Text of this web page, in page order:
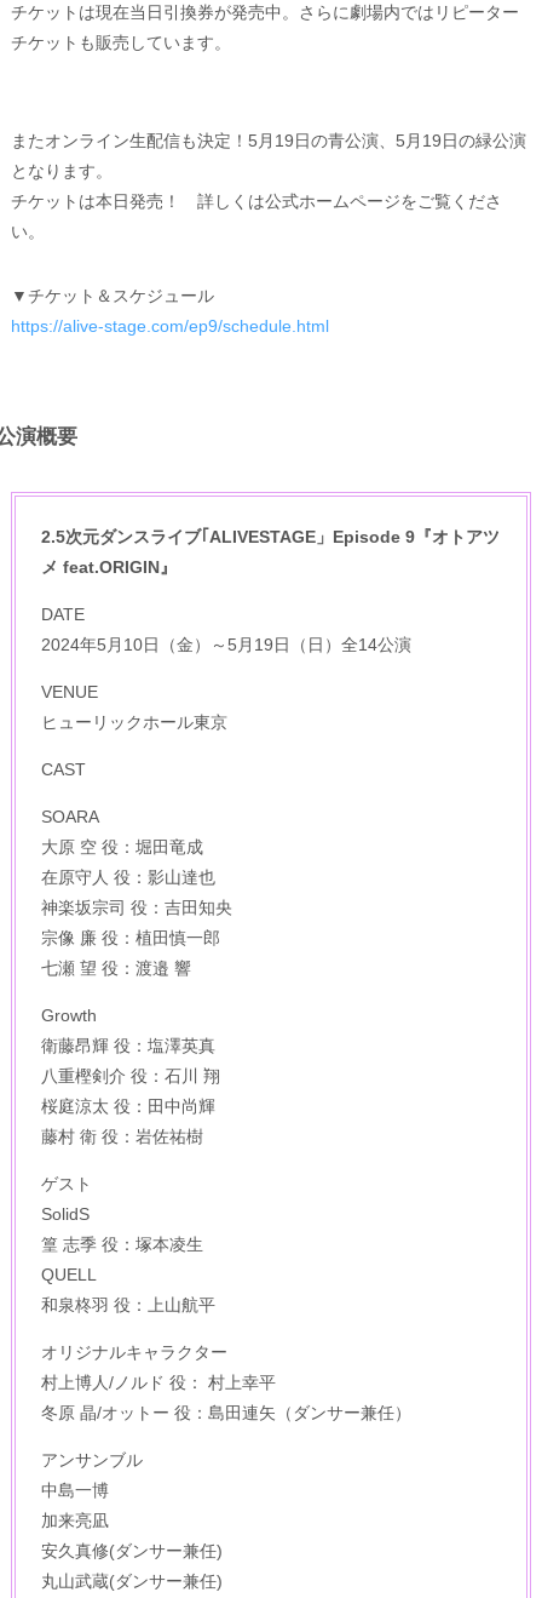
チケットは現在当日引換券が発売中。さらに劇場内ではリピーター
チケットも販売しています。
またオンライン生配信も決定！5月19日の青公演、5月19日の緑公演
となります。
チケットは本日発売！ 詳しくは公式ホームページをご覧くださ
い。
▼チケット＆スケジュール
https://alive-stage.com/ep9/schedule.html
演概要
2.5次元ダンスライブ｢ALIVESTAGE」Episode 9『オトアツ
メ feat.ORIGIN』
DATE
2024年5月10日（金）～5月19日（日）全14公演
VENUE
ヒューリックホール東京
CAST
SOARA
大原 空 役：堀田竜成
在原守人 役：影山達也
神楽坂宗司 役：吉田知央
宗像 廉 役：植田慎一郎
七瀬 望 役：渡邉 響
Growth
衛藤昂輝 役：塩澤英真
八重樫剣介 役：石川 翔
桜庭涼太 役：田中尚輝
藤村 衛 役：岩佐祐樹
ゲスト
SolidS
篁 志季 役：塚本凌生
QUELL
和泉柊羽 役：上山航平
オリジナルキャラクター
村上博人/ノルド 役： 村上幸平
冬原 晶/オットー 役：島田連矢（ダンサー兼任）
アンサンブル
中島一博
加来亮凪
安久真修(ダンサー兼任)
丸⼭武蔵(ダンサー兼任)